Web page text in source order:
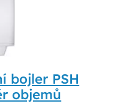
bojler PSH
objemů